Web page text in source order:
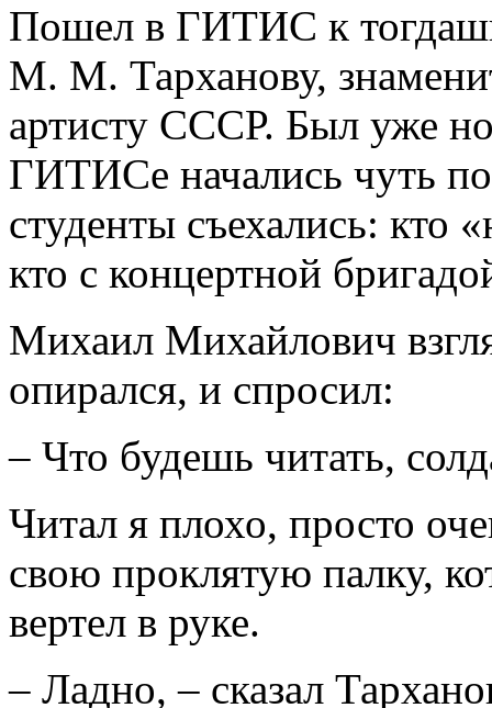
Пошел в ГИТИС к
М. М. Тарханову,
артисту СССР. Был уже
ГИТИСе начались чуть
студенты съехались: кто
кто с концертной
Михаил Михайлович
опирался, и спросил:
– Что будешь читать,
Читал я плохо, просто
свою проклятую палку,
вертел в руке.
– Ладно, – сказал